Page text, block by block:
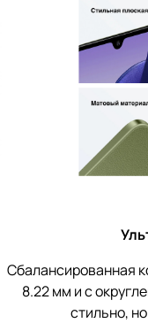
Сбалансированная
8.22 мм и с
стильно,